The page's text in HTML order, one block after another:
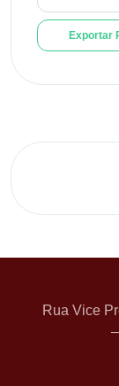
Exportar
Rua Vice